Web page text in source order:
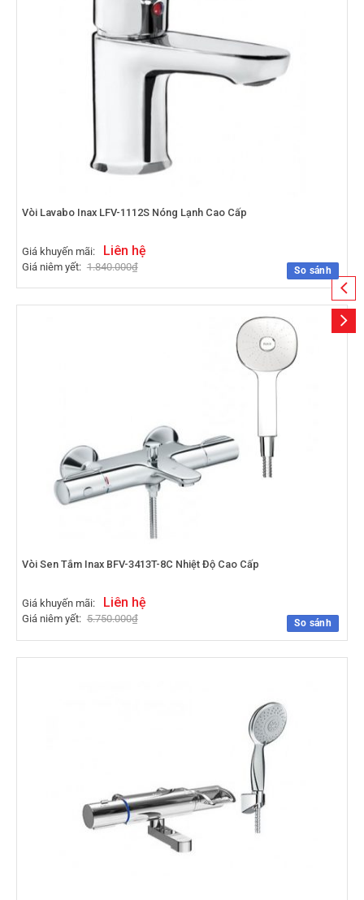
So sánh
Vòi Lavabo Inax LFV-1112S Nóng Lạnh Cao Cấp
Giá khuyến mãi: Liên hệ
Giá niêm yết: 1.840.000₫
So sánh
Vòi Sen Tắm Inax BFV-3413T-8C Nhiệt Độ Cao Cấp
Giá khuyến mãi: Liên hệ
Giá niêm yết: 5.750.000₫